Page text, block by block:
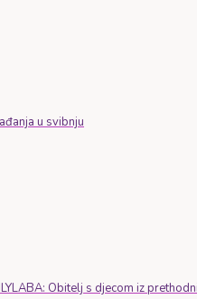
u svibnju
Obitelj s djecom iz